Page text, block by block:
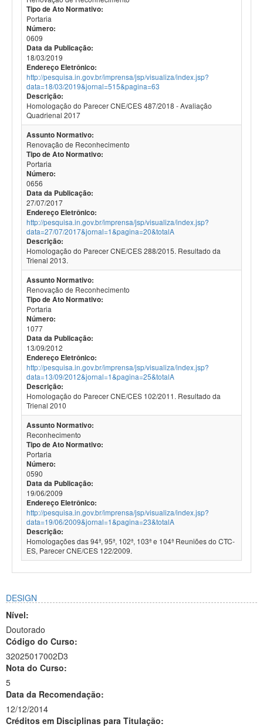
Tipo de Ato Normativo:
Portaria
Número:
0609
Data da Publicação:
18/03/2019
Endereço Eletrônico:
http://pesquisa.in.gov.br/imprensa/jsp/visualiza/index.jsp?
data=18/03/2019&jornal=515&pagina=63
Descrição:
Homologação do Parecer CNE/CES 487/2018 - Avaliação
Quadrienal 2017
Assunto Normativo:
Renovação de Reconhecimento
Tipo de Ato Normativo:
Portaria
Número:
0656
Data da Publicação:
27/07/2017
Endereço Eletrônico:
http://pesquisa.in.gov.br/imprensa/jsp/visualiza/index.jsp?
data=27/07/2017&jornal=1&pagina=20&totalA
Descrição:
Homologação do Parecer CNE/CES 288/2015. Resultado da
Trienal 2013.
Assunto Normativo:
Renovação de Reconhecimento
Tipo de Ato Normativo:
Portaria
Número:
1077
Data da Publicação:
13/09/2012
Endereço Eletrônico:
http://pesquisa.in.gov.br/imprensa/jsp/visualiza/index.jsp?
data=13/09/2012&jornal=1&pagina=25&totalA
Descrição:
Homologação do Parecer CNE/CES 102/2011. Resultado da
Trienal 2010
Assunto Normativo:
Reconhecimento
Tipo de Ato Normativo:
Portaria
Número:
0590
Data da Publicação:
19/06/2009
Endereço Eletrônico:
http://pesquisa.in.gov.br/imprensa/jsp/visualiza/index.jsp?
data=19/06/2009&jornal=1&pagina=23&totalA
Descrição:
Homologações das 94ª, 95ª, 102ª, 103ª e 104ª Reuniões do CTC-
ES, Parecer CNE/CES 122/2009.
DESIGN
Nível:
Doutorado
Código do Curso:
32025017002D3
Nota do Curso:
5
Data da Recomendação:
12/12/2014
Créditos em Disciplinas para Titulação: